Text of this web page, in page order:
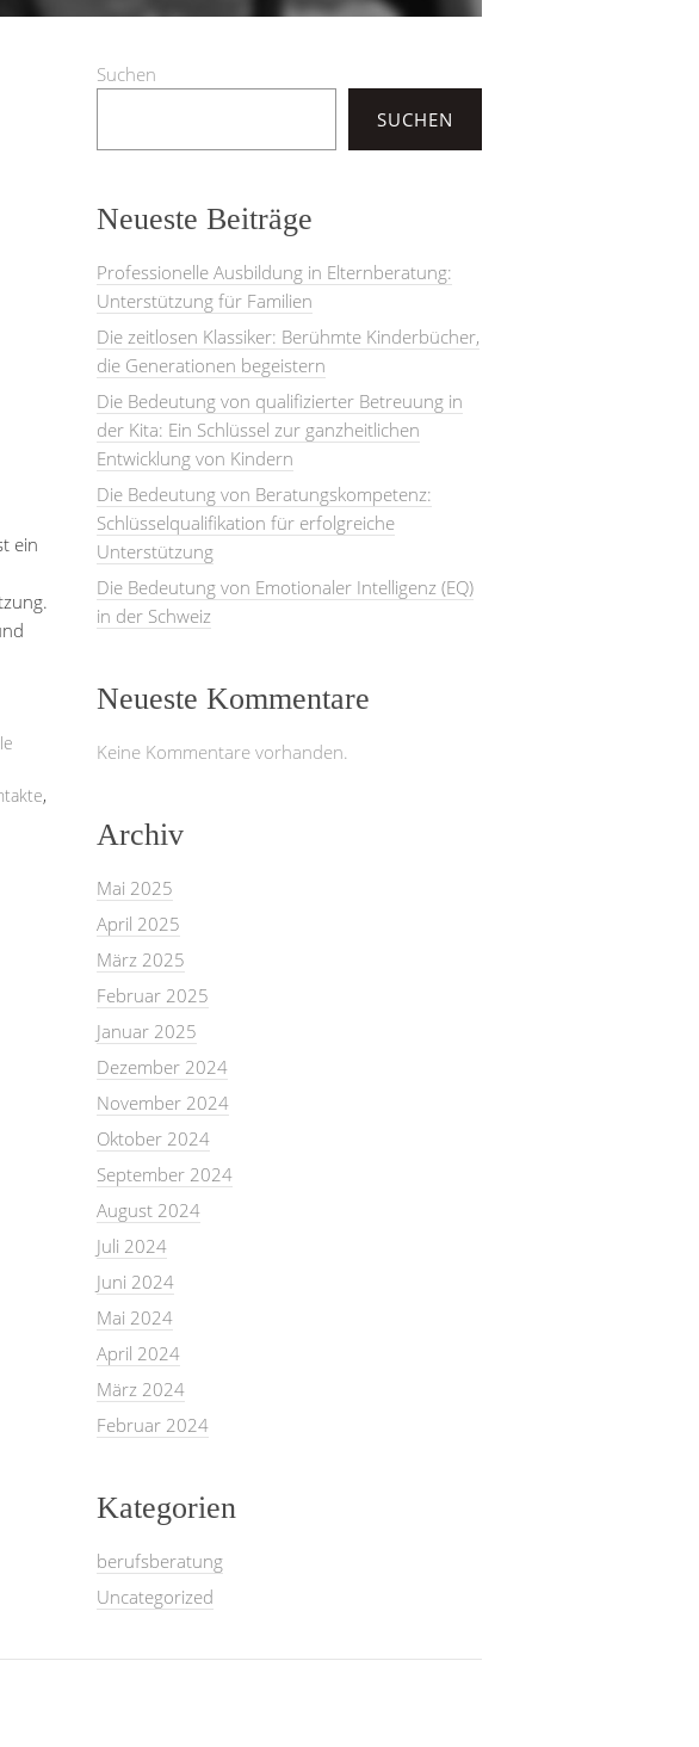
ein
,
Suchen
SUCHEN
Neueste Beiträge
Professionelle Ausbildung in Elternberatung:
Unterstützung für Familien
Die zeitlosen Klassiker: Berühmte Kinderbücher,
die Generationen begeistern
Die Bedeutung von qualifizierter Betreuung in
der Kita: Ein Schlüssel zur ganzheitlichen
Entwicklung von Kindern
Die Bedeutung von Beratungskompetenz:
Schlüsselqualifikation für erfolgreiche
Unterstützung
Die Bedeutung von Emotionaler Intelligenz (EQ)
in der Schweiz
Neueste Kommentare
Keine Kommentare vorhanden.
Archiv
Mai 2025
April 2025
März 2025
Februar 2025
Januar 2025
Dezember 2024
November 2024
Oktober 2024
September 2024
August 2024
Juli 2024
Juni 2024
Mai 2024
April 2024
März 2024
Februar 2024
Kategorien
berufsberatung
Uncategorized